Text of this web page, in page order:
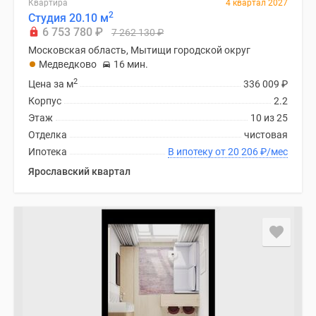
поселки
водоема
Коттеджные
поселки
ипотеку
Бизнес-
центры
Коттеджи
Квартира 4 квартал 2027
Студия 20.10 м2
6 753 780 ₽ 7 262 130₽
Московская область, Мытищи городской округ
Медведково
16 мин.
336 009 ₽
Цена за м2
2.2
Корпус
10 из 25
Этаж
чистовая
Отделка
В ипотеку от 20 206₽/мес
Ипотека
Ярославский квартал